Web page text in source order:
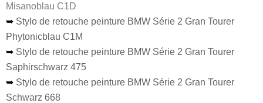
Misanoblau C1D
➥ Stylo de retouche peinture BMW Série 2 Gran Tourer
Phytonicblau C1M
➥ Stylo de retouche peinture BMW Série 2 Gran Tourer
Saphirschwarz 475
➥ Stylo de retouche peinture BMW Série 2 Gran Tourer
Schwarz 668